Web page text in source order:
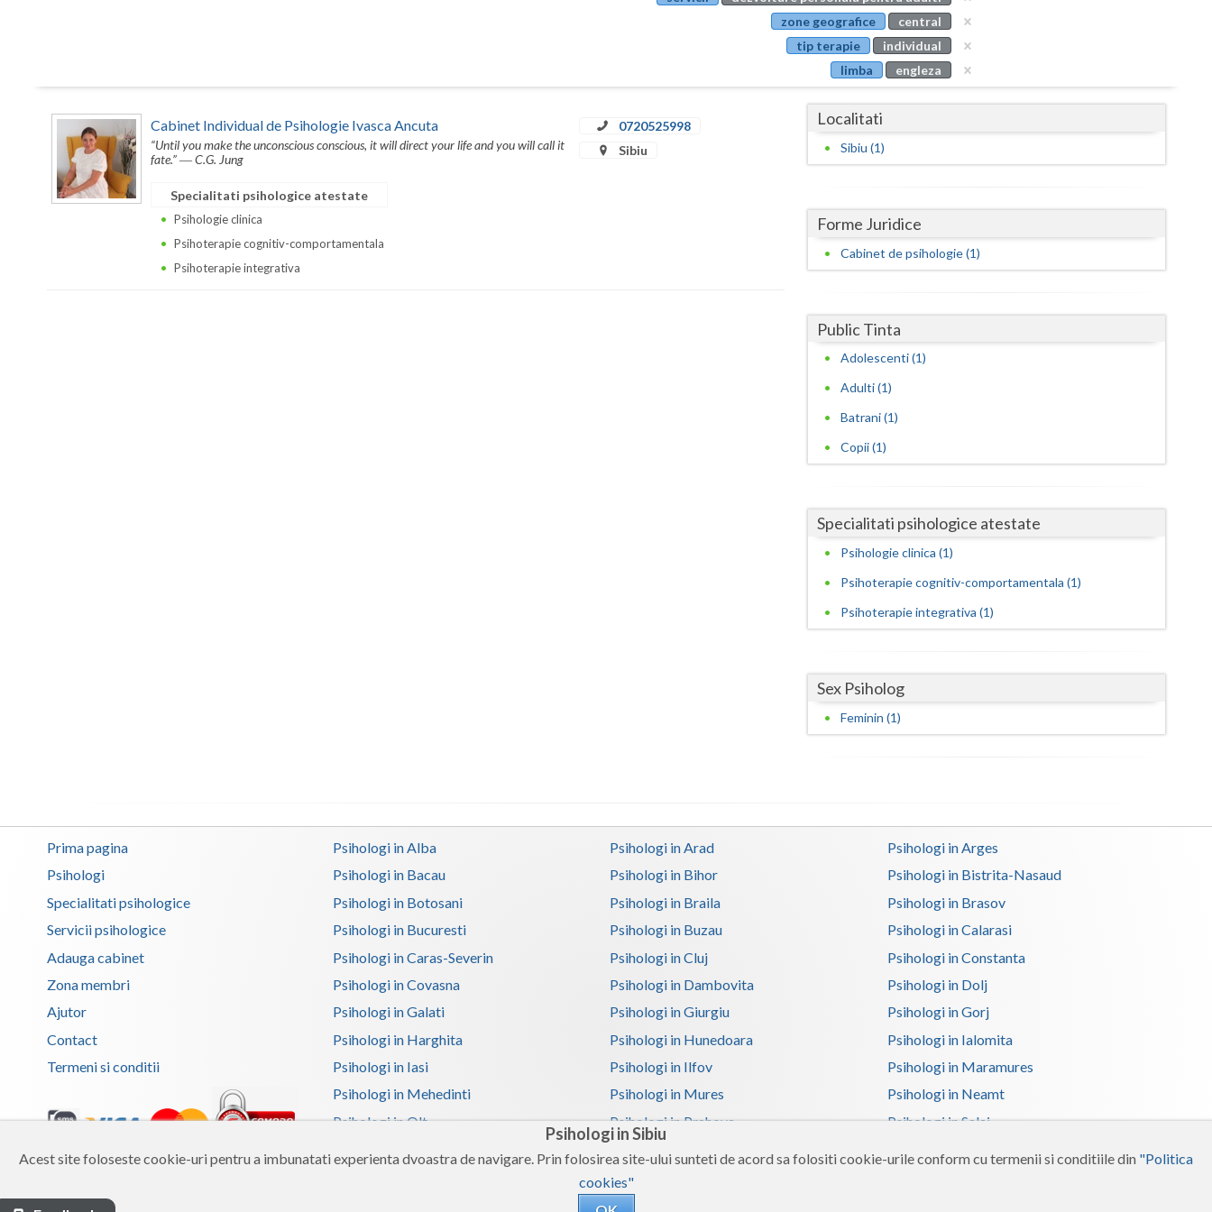
Psihologi in Sibiu
Acest site foloseste cookie-uri pentru a imbunatati experienta dvoastra de navigare. Prin folosirea site-ului sunteti de acord sa folositi cookie-urile conform cu termenii si conditiile din "Politica
cookies"
Buzau
Calarasi
Caras-Severin
Dolj
Iasi
Ilfov
Maramures
Mehedinti
Olt
Satu-Mare
Sibiu
Suceava
Timis
Tulcea
Vaslui
zone geografice
central
tip terapie
individual
limba
engleza
Cabinet Individual de Psihologie Ivasca Ancuta
“Until you make the unconscious conscious, it will direct your life and you will call it
fate.” ― C.G. Jung
0720525998
Sibiu
Specialitati psihologice atestate
Psihologie clinica
Psihoterapie cognitiv-comportamentala
Psihoterapie integrativa
Localitati
Sibiu (1)
Forme Juridice
Cabinet de psihologie (1)
Public Tinta
Adolescenti (1)
Adulti (1)
Batrani (1)
Copii (1)
Specialitati psihologice atestate
Psihologie clinica (1)
Psihoterapie cognitiv-comportamentala (1)
Psihoterapie integrativa (1)
Sex Psiholog
Feminin (1)
Prima pagina
Psihologi
Specialitati psihologice
Servicii psihologice
Adauga cabinet
Zona membri
Ajutor
Contact
Termeni si conditii
Copyright 2026 Reframing SRL
Built from scratch with
Psihologi in Alba Psihologi in Arad
Psihologi in Arges
Psihologi in Bacau
Psihologi in Bihor
Psihologi in Bistrita-Nasaud
Psihologi in Botosani
Psihologi in Braila
Psihologi in Brasov
Psihologi in Bucuresti
Psihologi in Buzau
Psihologi in Calarasi
Psihologi in Caras-Severin
Psihologi in Cluj
Psihologi in Constanta
Psihologi in Covasna
Psihologi in Dambovita
Psihologi in Dolj
Psihologi in Galati
Psihologi in Giurgiu
Psihologi in Gorj
Psihologi in Harghita
Psihologi in Hunedoara
Psihologi in Ialomita
Psihologi in Iasi
Psihologi in Ilfov
Psihologi in Maramures
Psihologi in Mehedinti
Psihologi in Mures
Psihologi in Neamt
Psihologi in Olt
Psihologi in Prahova
Psihologi in Salaj
Psihologi in Timis
Psihologi in Vaslui